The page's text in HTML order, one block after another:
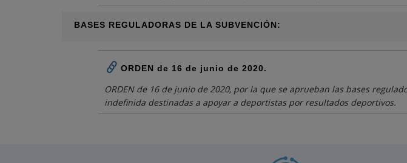
BASES REGULADORAS DE LA SUBVENCIÓN:
ORDEN de 16 de junio de 2020.
ORDEN de 16 de junio de 2020, por la que se aprueban las bases
indefinida destinadas a apoyar a deportistas por resultados deportivos.